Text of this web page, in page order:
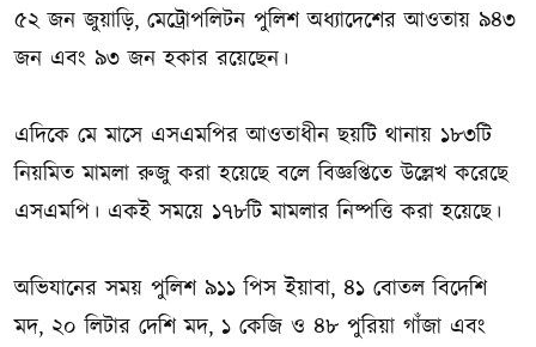
৫২ জন জুয়াড়ি, মেট্রোপলিটন পুলিশ অধ্যাদেশের আওতায় ৯৪৩
জন এবং ৯৩ জন হকার রয়েছেন।
এদিকে মে মাসে এসএমপির আওতাধীন ছয়টি থানায় ১৮৩টি
নিয়মিত মামলা রুজু করা হয়েছে বলে বিজ্ঞপ্তিতে উল্লেখ করেছে
এসএমপি। একই সময়ে ১৭৮টি মামলার নিষ্পত্তি করা হয়েছে।
অভিযানের সময় পুলিশ ৯১১ পিস ইয়াবা, ৪১ বোতল বিদেশি
মদ, ২০ লিটার দেশি মদ, ১ কেজি ও ৪৮ পুরিয়া গাঁজা এবং